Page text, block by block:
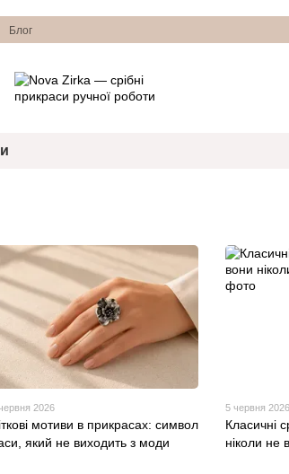
Блог
2026
мотиви в прикрасах: символ
який не виходить з моди
5 червня 2026
Класичні
ніколи не